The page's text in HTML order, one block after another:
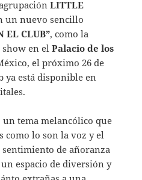
LITTLE
un nuevo sencillo
EL CLUB”, como la
show en elPalacio de los
el próximo 26 de
está disponible en
un tema melancólico que
como lo son la voz y el
de añoranza
espacio de diversión y